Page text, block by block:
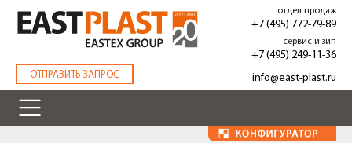
основному
содержанию
ОТПРАВИТЬ ЗАПРОС
отдел продаж
+7 (495) 772-79-89
сервис и зип
+7 (495) 249-11-36
info@east-plast.ru